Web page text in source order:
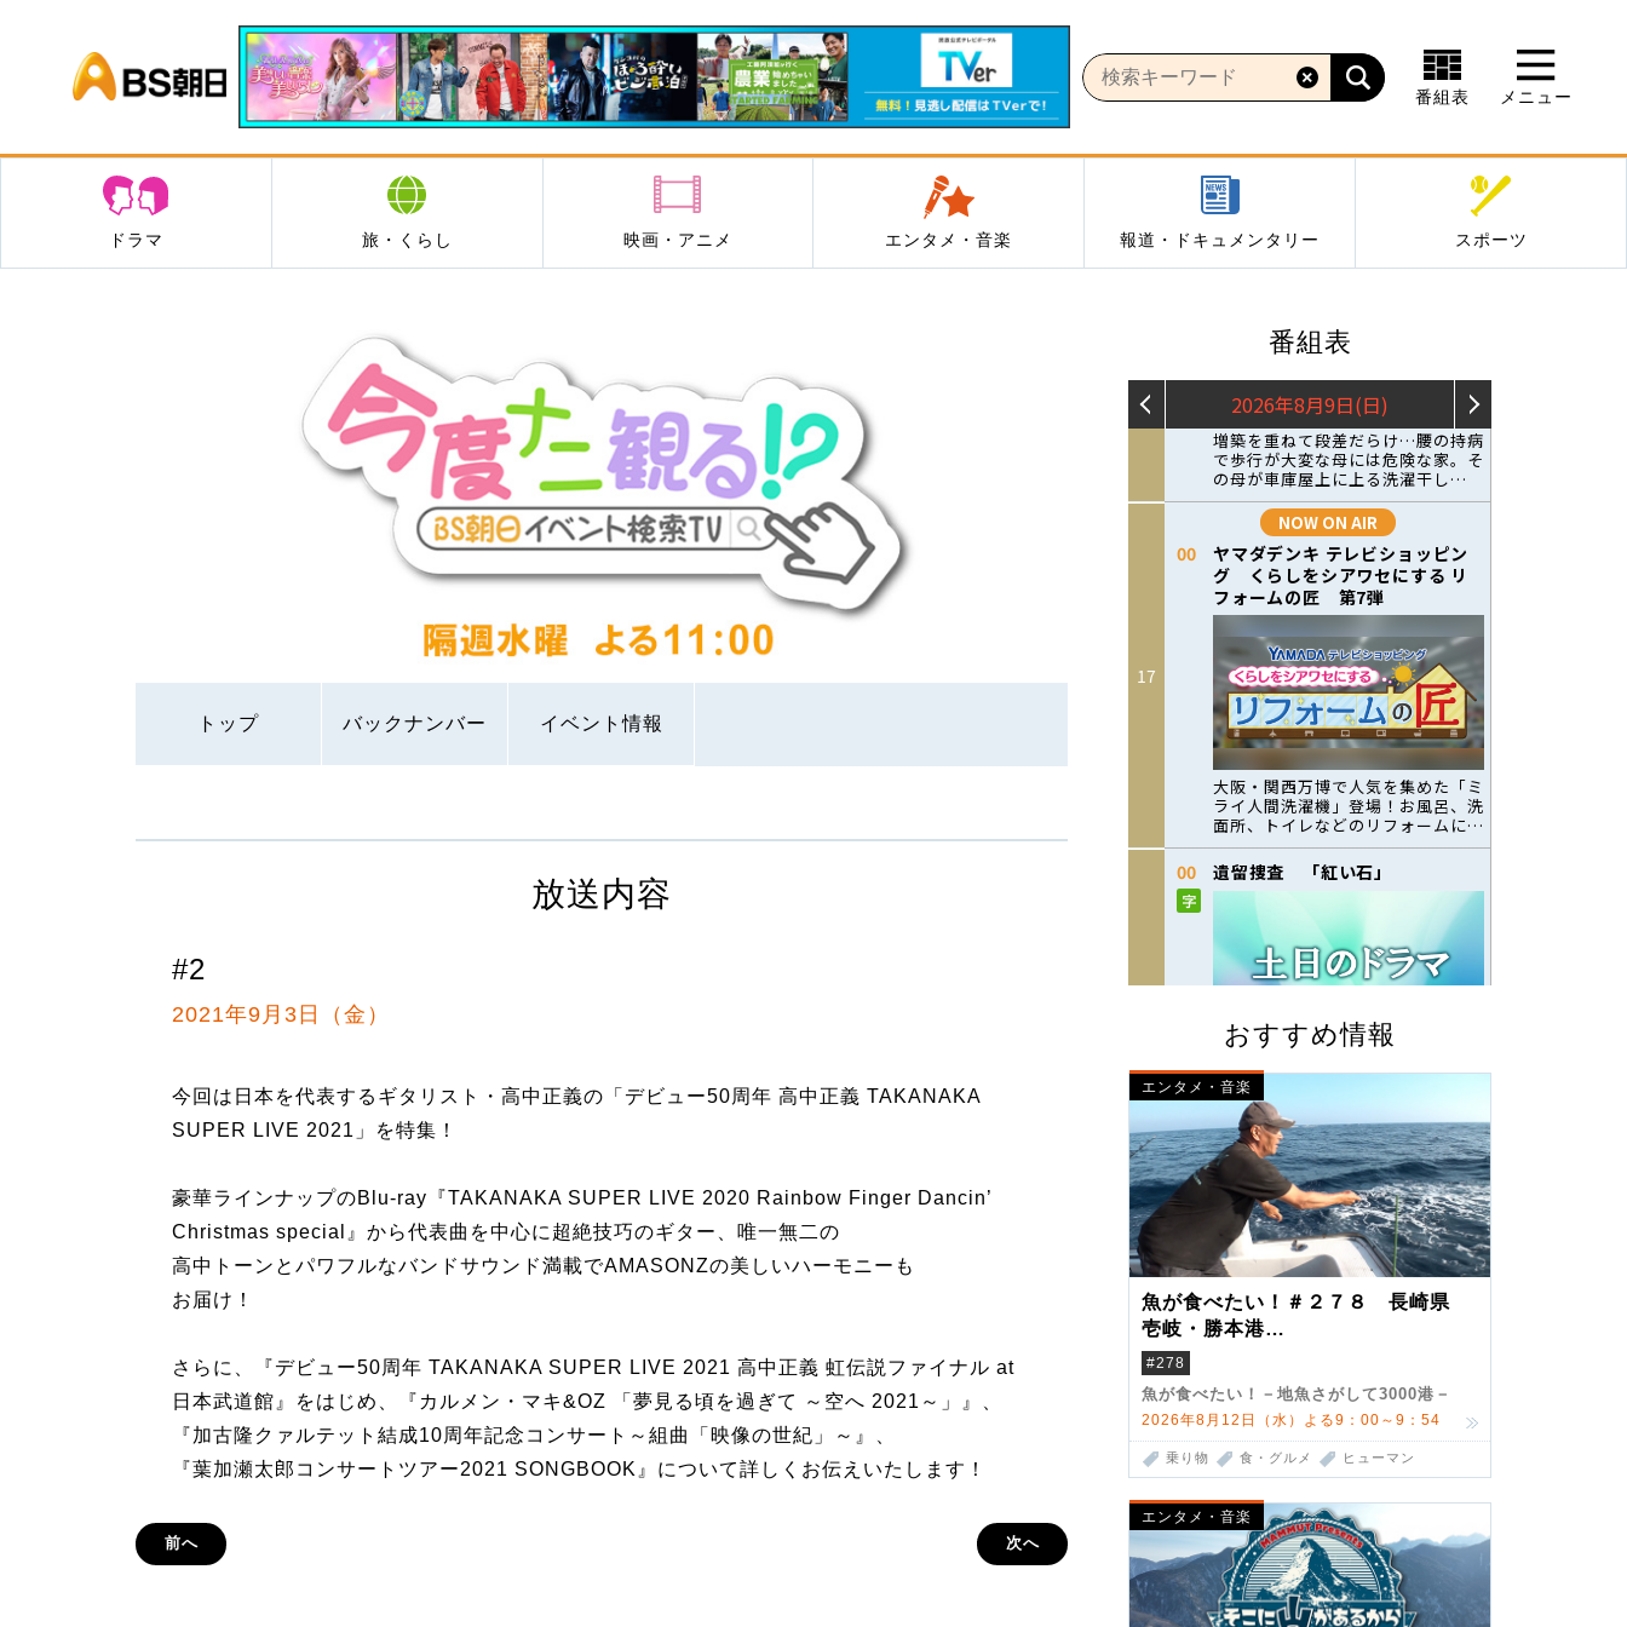
BS朝日
番組表 メニュー
ドラマ 旅・くらし 映画・アニメ エンタメ・音楽 報道・ドキュメンタリー スポーツ
トップ バックナンバー イベント情報
番組表
おすすめ情報
エンタメ・音楽
魚が食べたい！＃２７８ 長崎県
壱岐・勝本港
（クロマグロ）
#278
魚が食べたい！－地魚さがして3000港－
2026年8月12日（水）よる9：00～9：54
乗り物 食・グルメ ヒューマン
エンタメ・音楽
放送内容
#2
2021年9月3日（金）
今回は日本を代表するギタリスト・高中正義の「デビュー50周年 高中正義 TAKANAKA
SUPER LIVE 2021」を特集！
豪華ラインナップのBlu-ray『TAKANAKA SUPER LIVE 2020 Rainbow Finger Dancin’
Christmas special』から代表曲を中心に超絶技巧のギター、唯一無二の
高中トーンとパワフルなバンドサウンド満載でAMASONZの美しいハーモニーも
お届け！
さらに、『デビュー50周年 TAKANAKA SUPER LIVE 2021 高中正義 虹伝説ファイナル at
日本武道館』をはじめ、『カルメン・マキ&OZ 「夢見る頃を過ぎて ～空へ 2021～」』、
『加古隆クァルテット結成10周年記念コンサート～組曲「映像の世紀」～』、
『葉加瀬太郎コンサートツアー2021 SONGBOOK』について詳しくお伝えいたします！
前へ 次へ